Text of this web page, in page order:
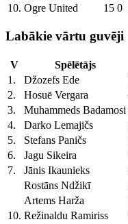
10. Ogre United 15 0
Labākie vārtu guvēji
V Spēlētājs
1.
Džozefs Ede
2.
Hosuē Vergara
3.
Muhammeds Badamosi
4.
Darko Lemajičs
5.
Stefans Paničs
6.
Jagu Sikeira
7.
Jānis Ikaunieks
Rostāns Ndžikī
Artems Harža
10. Režinaldu Ramiriss